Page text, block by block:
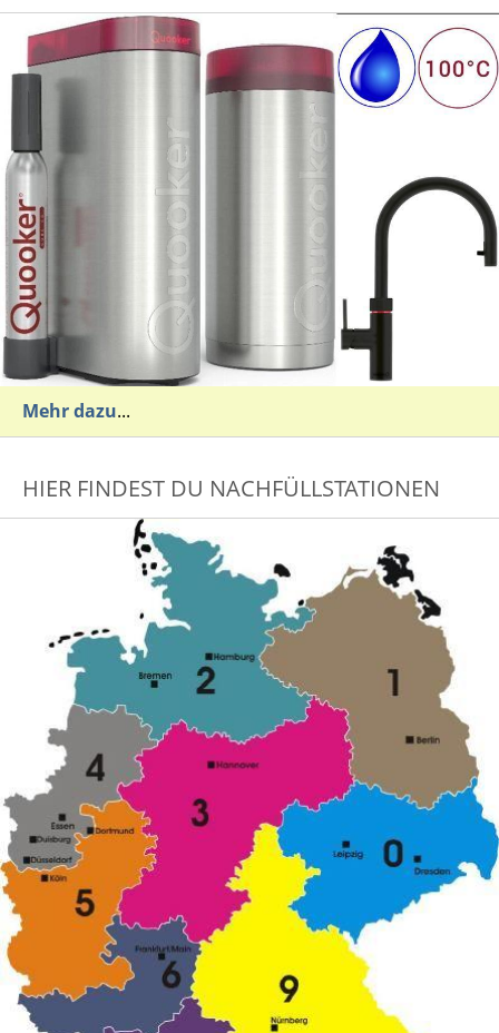
Mehr dazu...
HIER FINDEST DU NACHFÜLLSTATIONEN